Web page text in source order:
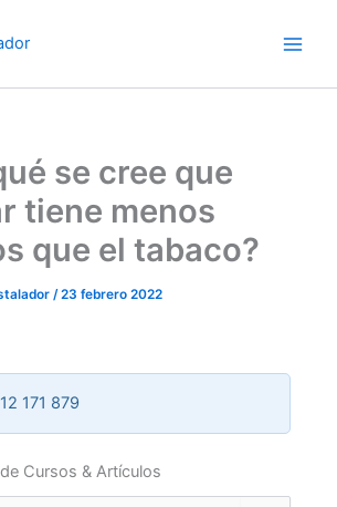
se cree que
tiene menos
que el tabaco?
/23 febrero 2022
171 879
Cursos & Artículos